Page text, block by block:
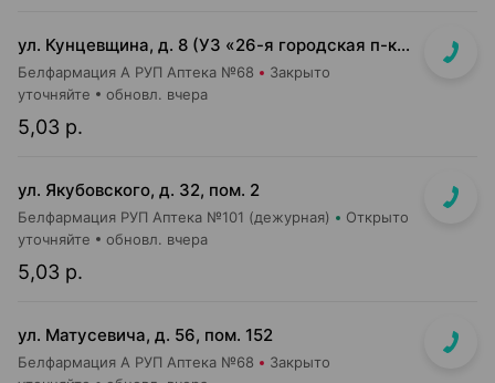
ул. Кунцевщина, д. 8 (УЗ «26-я городская п-ка»)
Белфармация А РУП Аптека №68 Закрыто
5,03 р.
уточняйте обновл. вчера
ул. Якубовского, д. 32, пом. 2
Белфармация РУП Аптека №101 (дежурная) Открыто
5,03 р.
уточняйте обновл. вчера
ул. Матусевича, д. 56, пом. 152
Белфармация А РУП Аптека №68 Закрыто